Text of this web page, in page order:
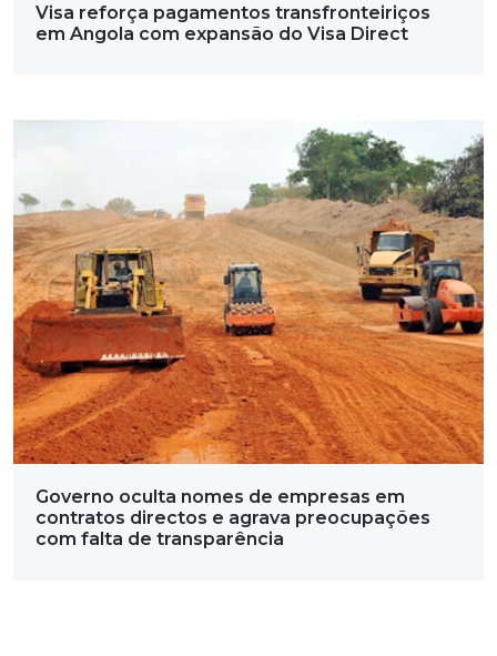
Visa reforça pagamentos transfronteiriços
em Angola com expansão do Visa Direct
Governo oculta nomes de empresas em
contratos directos e agrava preocupações
com falta de transparência